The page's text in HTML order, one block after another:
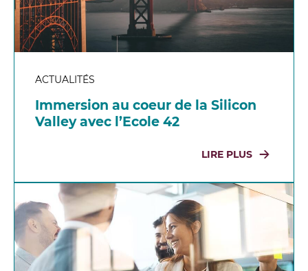
ACTUALITÉS
Immersion au coeur de la Silicon
Valley avec l’Ecole 42
LIRE PLUS